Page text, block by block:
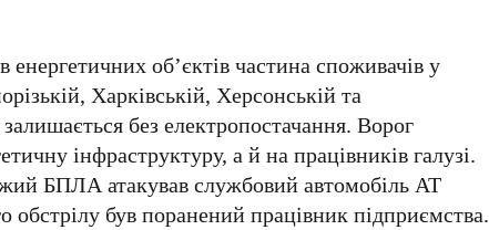
енергетичних об’єктів частина споживачів у
Харківській, Херсонській та
без електропостачання. Ворог
інфраструктуру, а й на працівників галузі.
БПЛА атакував службовий автомобіль АТ
був поранений працівник підприємства.